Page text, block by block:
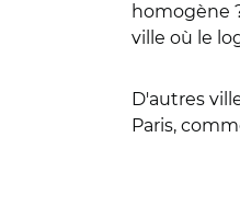
homogène
ville où le
D'autres
Paris,